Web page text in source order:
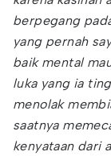
berpegang
yang pernah
baik mental
luka yang ia
menolak
saatnya
kenyataan dari